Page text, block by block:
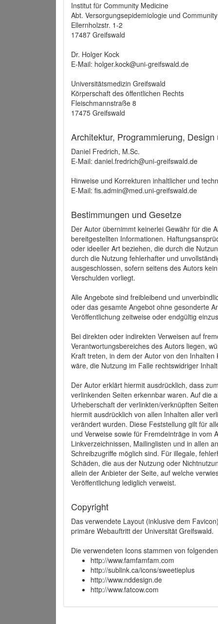
Institut für Community Medicine
Abt. Versorgungsepidemiologie und
Ellernholzstr. 1-2
17487 Greifswald
Dr. Holger Kock
E-Mail: holger.kock@uni-greifswald.de
Universitätsmedizin Greifswald
Körperschaft des öffentlichen Rechts
Fleischmannstraße 8
17475 Greifswald
Architektur, Programmierung,
Daniel Fredrich, M.Sc.
E-Mail: daniel.fredrich@uni-greifswald.de
Hinweise und Korrekturen inhaltlicher und
E-Mail: fis.admin@med.uni-greifswald.de
Bestimmungen und Gesetze
Der Autor übernimmt keinerlei Gewähr für die
bereitgestellten Informationen.
oder ideeller Art beziehen, die durch die
durch die Nutzung fehlerhafter und
ausgeschlossen, sofern seitens des Autors
Verschulden vorliegt.
Alle Angebote sind freibleibend und
oder das gesamte Angebot ohne gesonderte
Veröffentlichung zeitweise oder endgültig
Bei direkten oder indirekten Verweisen auf
Verantwortungsbereiches des Autors liegen,
Kraft treten, in dem der Autor von den
wäre, die Nutzung im Falle rechtswidriger
Der Autor erklärt hiermit ausdrücklich, dass
verlinkenden Seiten erkennbar waren. Auf die
Urheberschaft der verlinkten/verknüpften
hiermit ausdrücklich von allen Inhalten aller
verändert wurden. Diese Feststellung gilt für
und Verweise sowie für Fremdeinträge in vom
Linkverzeichnissen, Mailinglisten und in allen
Schreibzugriffe möglich sind. Für illegale,
Schäden, die aus der Nutzung oder
allein der Anbieter der Seite, auf welche
Veröffentlichung lediglich verweist.
Copyright
Das verwendete Layout (inklusive dem
primäre Webauftritt der Universität Greifswald.
Die verwendeten Icons stammen von
http://www.famfamfam.com
http://sublink.ca/icons/sweetieplus
http://www.nddesign.de
http://www.fatcow.com